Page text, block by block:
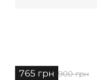
765 грн 900 грн